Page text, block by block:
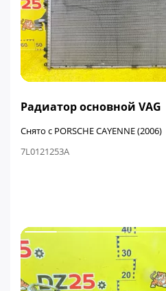
Радиатор основной VAG
Снято с PORSCHE CAYENNE (2006)
7L0121253A